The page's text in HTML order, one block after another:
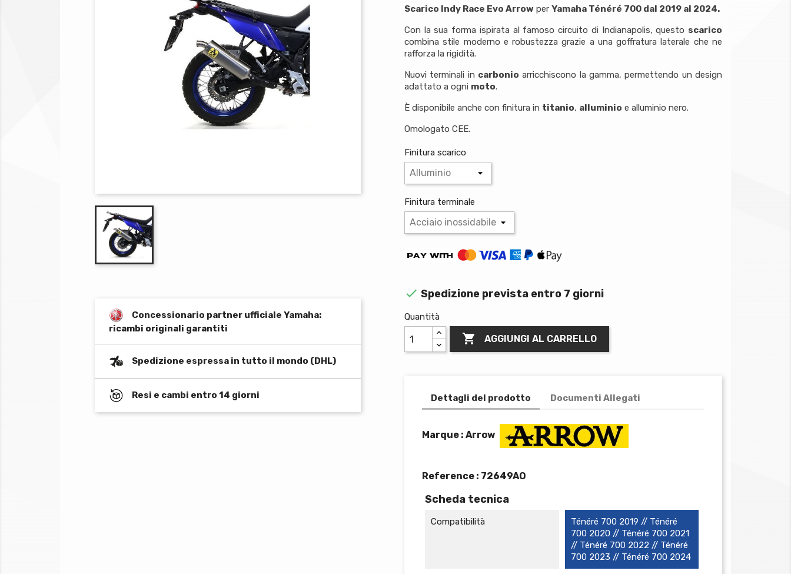
Concessionario partner ufficiale Yamaha:
ricambi originali garantiti
Spedizione espressa in tutto il mondo (DHL)
Resi e cambi entro 14 giorni
Scarico Indy Race Evo Arrow per Yamaha Ténéré 700 dal 2019 al 2024.
Con la sua forma ispirata al famoso circuito di Indianapolis, questo scarico
combina stile moderno e robustezza grazie a una goffratura laterale che ne
rafforza la rigidità.
Nuovi terminali in carbonio arricchiscono la gamma, permettendo un design
adattato a ogni moto.
È disponibile anche con finitura in titanio, alluminio e alluminio nero.
Omologato CEE.
Finitura scarico
Finitura terminale
 Spedizione prevista entro 7 giorni
Quantità
 AGGIUNGI AL CARRELLO
Dettagli del prodotto Documenti Allegati
Marque : Arrow
Reference : 72649AO
Scheda tecnica
Compatibilità
Ténéré 700 2019 // Ténéré
700 2020 // Ténéré 700 2021
// Ténéré 700 2022 // Ténéré
700 2023 // Ténéré 700 2024